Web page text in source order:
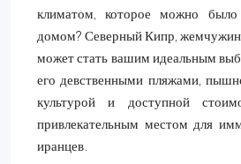
климатом, которое можно
домом? Северный Кипр,
может стать вашим идеальным
его девственными пляжами,
культурой и доступной
привлекательным местом для
иранцев.